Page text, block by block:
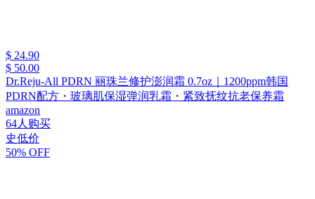
$ 24.90
$ 50.00
Dr.Reju-All PDRN 丽珠兰修护澎润霜 0.7oz｜1200ppm韩国
PDRN配方・玻璃肌保湿弹润乳霜・紧致抚纹抗老保养霜
amazon
64人购买
史低价
50% OFF